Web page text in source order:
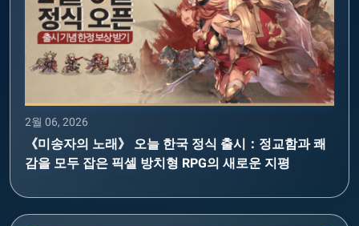
2월 06, 2026
《미송자의 노래》 오늘 한국 정식 출시：정교함과 쾌
감을 모두 잡은 픽셀 방치형 RPG의 새로운 지평